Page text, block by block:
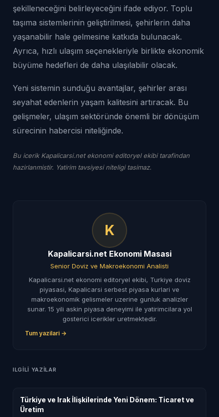
şekilleneceğini belirleyeceğini ifade ediyor. Toplu
taşıma sistemlerinin geliştirilmesi, şehirlerin daha
yaşanabilir hale gelmesine katkıda bulunacak.
Ayrıca, hızlı ulaşım seçenekleriyle birlikte ekonomik
büyüme hedefleri de daha ulaşılabilir olacak.
Yeni sistemin sunduğu avantajlar, şehirler arası
seyahat edenlerin yaşam kalitesini artıracak. Bu
gelişmeler, ulaşım sektöründe önemli bir dönüşüm
sürecinin habercisi niteliğinde.
Bu icerik Kapalicarsi.net ekonomi editoryel ekibi tarafindan
hazirlanmistir. Yatirim tavsiyesi niteligi tasimaz.
K
Kapalicarsi.net Ekonomi Masasi
Senior Doviz ve Makroekonomi Analisti
Kapalicarsi.net ekonomi editoryel ekibi, Turkiye doviz
piyasasi, Kapalicarsi serbest piyasa kurlari ve
makroekonomik gelismeler uzerine gunluk analizler
sunar. 15 yili askin piyasa deneyimi ile yatirimcilara yol
gosterici icerikler uretmektedir.
Tum yazilari →
ILGILI YAZILAR
Türkiye ve Irak İlişkilerinde Yeni Dönem: Ticaret ve
Üretim